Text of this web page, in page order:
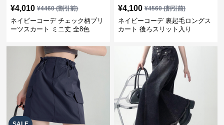
¥4,010 ¥4460(割引前)
ネイビーコーデ チェック柄プリ
ーツスカート ミニ丈 全8色
¥4,100 ¥4560(割引前)
ネイビーコーデ 裏起毛ロングス
カート 後ろスリット入り